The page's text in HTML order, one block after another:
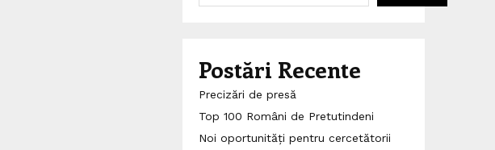
Postări Recente
Precizări de presă
Top 100 Români de Pretutindeni
Noi oportunități pentru cercetătorii